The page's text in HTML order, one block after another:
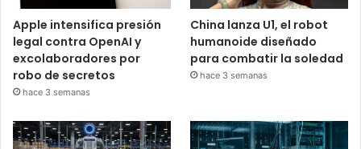
Apple intensifica presión
legal contra OpenAI y
excolaboradores por
robo de secretos
hace 3 semanas
China lanza U1, el robot
humanoide diseñado
para combatir la soledad
hace 3 semanas